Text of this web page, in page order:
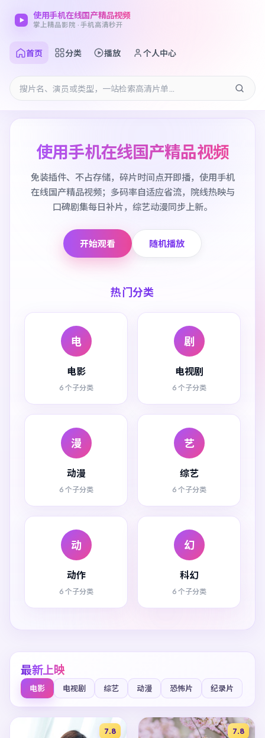
使用手机在线国产精品视频
掌上精品影院 · 手机高清秒开
首页 分类 播放 个人中心
使用手机在线国产精品视频
免装插件、不占存储，碎片时间点开即播，使用手机
在线国产精品视频；多码率自适应省流，院线热映与
口碑剧集每日补片，综艺动漫同步上新。
开始观看 随机播放
热门分类
电
电影
6 个子分类
剧
电视剧
6 个子分类
漫
动漫
6 个子分类
艺
综艺
6 个子分类
动
动作
6 个子分类
幻
科幻
6 个子分类
最新上映
电影 电视剧 综艺 动漫 恐怖片 纪录片
7.8 7.8